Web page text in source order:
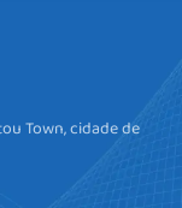
Town, cidade de